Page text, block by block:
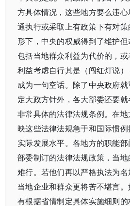
方具体情况，这些地方要么违
通执行或采取上有政策下有对
形下，中央的权威得到了维护
包括当地群众利益为代价的，
利益考虑自行其是（闯红灯说
成为一句空话。除了中央政府就
定大政方针外，各大部委还要
非常具体的法律法规条例。在地
映这些法律法规急于和国际惯
实际发展水平。各地方的职能
部委制订的法律法规政策，当
难行。若他们再以严格执法为名
当地企业和群众更将苦不堪言
有根据省情制定具体实施细则